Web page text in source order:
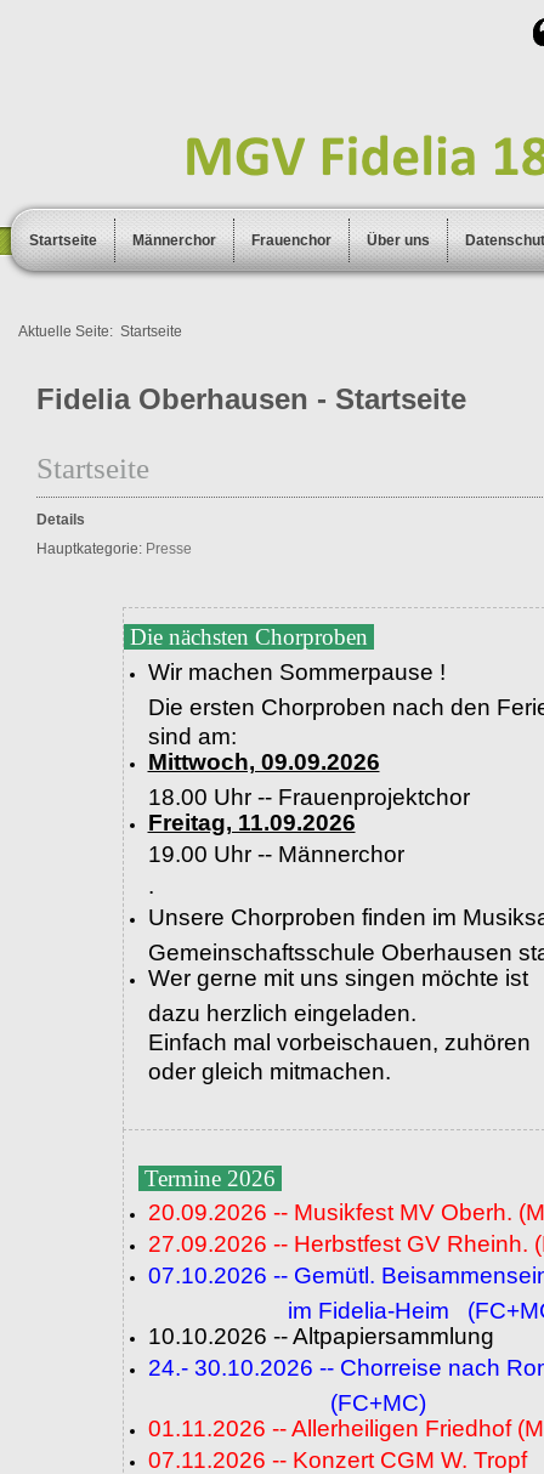
Startseite Männerchor Frauenchor Über uns
Aktuelle Seite: Startseite
Fidelia Oberhausen - Startseite
Startseite
Details
Hauptkategorie: Presse
Die nächsten Chorproben
Wir machen Sommerpause !
Die ersten Chorproben nach den
sind am:
Mittwoch, 09.09.2026
18.00 Uhr -- Frauenprojektchor
Freitag, 11.09.2026
19.00 Uhr -- Männerchor
.
Unsere Chorproben finden im
Gemeinschaftsschule Oberhausen
Wer gerne mit uns singen möchte ist
dazu herzlich eingeladen.
Einfach mal vorbeischauen, zuhören
oder gleich mitmachen.
Termine 2026
20.09.2026 -- Musikfest MV Oberh.
27.09.2026 -- Herbstfest GV Rheinh.
07.10.2026 -- Gemütl.
im Fidelia-Heim
10.10.2026 -- Altpapiersammlung
24.- 30.10.2026 -- Chorreise nach
(FC+MC)
01.11.2026 -- Allerheiligen Friedhof
07.11.2026 -- Konzert CGM W. Tropf